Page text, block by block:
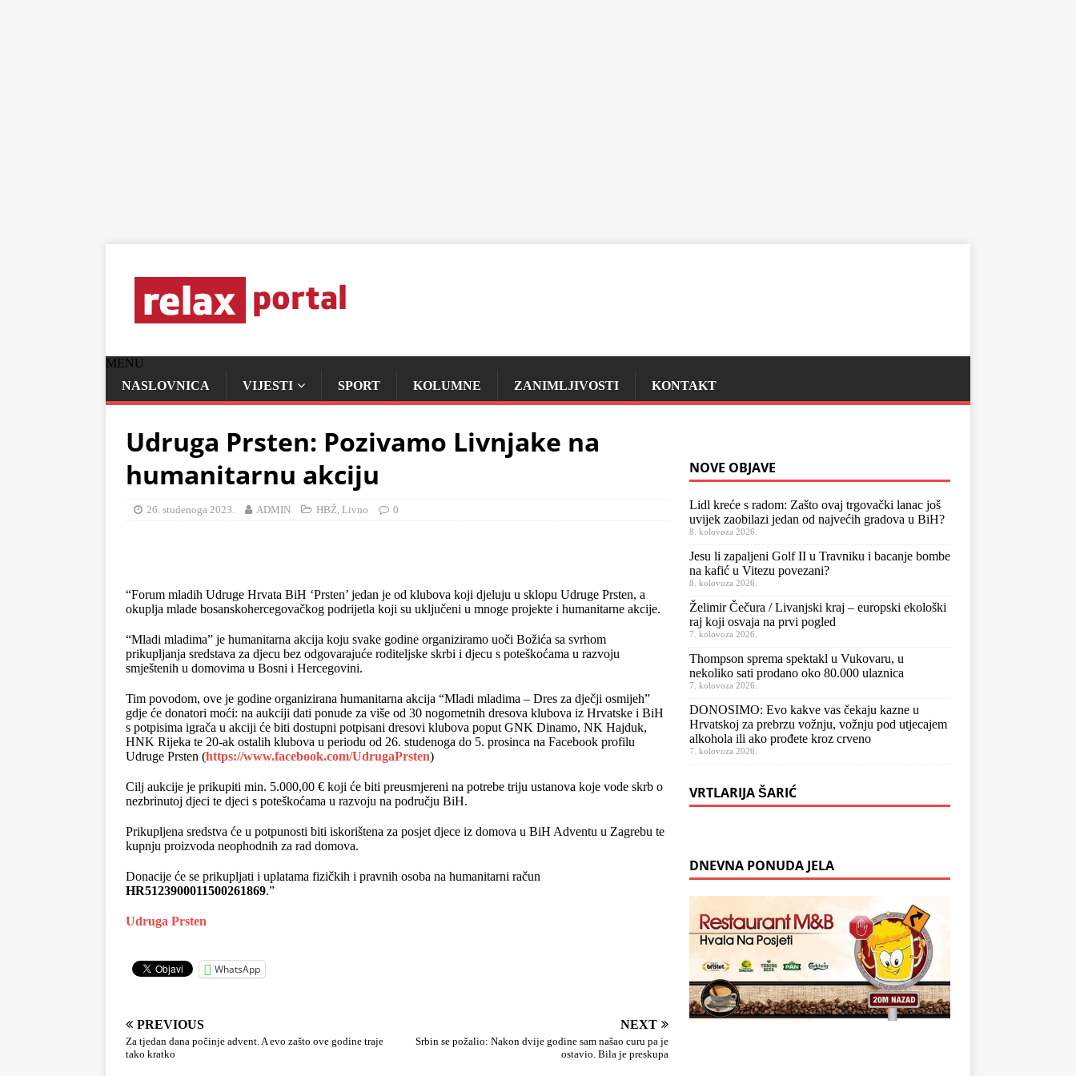
MENU
NASLOVNICA
VIJESTI SPORT KOLUMNE ZANIMLJIVOSTI KONTAKT
Udruga Prsten: Pozivamo Livnjake na
humanitarnu akciju
26. studenoga 2023. ADMIN HBŽ, Livno 0
“Forum mladih Udruge Hrvata BiH ‘Prsten’ jedan je od klubova koji djeluju u sklopu Udruge Prsten, a
okuplja mlade bosanskohercegovačkog podrijetla koji su uključeni u mnoge projekte i humanitarne akcije.
“Mladi mladima” je humanitarna akcija koju svake godine organiziramo uoči Božića sa svrhom
prikupljanja sredstava za djecu bez odgovarajuće roditeljske skrbi i djecu s poteškoćama u razvoju
smještenih u domovima u Bosni i Hercegovini.
Tim povodom, ove je godine organizirana humanitarna akcija “Mladi mladima – Dres za dječji osmijeh”
gdje će donatori moći: na aukciji dati ponude za više od 30 nogometnih dresova klubova iz Hrvatske i BiH
s potpisima igrača u akciji će biti dostupni potpisani dresovi klubova poput GNK Dinamo, NK Hajduk,
HNK Rijeka te 20-ak ostalih klubova u periodu od 26. studenoga do 5. prosinca na Facebook profilu
Udruge Prsten (https://www.facebook.com/UdrugaPrsten)
Cilj aukcije je prikupiti min. 5.000,00 € koji će biti preusmjereni na potrebe triju ustanova koje vode skrb o
nezbrinutoj djeci te djeci s poteškoćama u razvoju na području BiH.
Prikupljena sredstva će u potpunosti biti iskorištena za posjet djece iz domova u BiH Adventu u Zagrebu te
kupnju proizvoda neophodnih za rad domova.
Donacije će se prikupljati i uplatama fizičkih i pravnih osoba na humanitarni račun
HR5123900011500261869.”
Udruga Prsten
WhatsApp
PREVIOUS
Za tjedan dana počinje advent. A evo zašto ove godine traje
tako kratko
NEXT
Srbin se požalio: Nakon dvije godine sam našao curu pa je
ostavio. Bila je preskupa
NOVE OBJAVE
Lidl kreće s radom: Zašto ovaj trgovački lanac još
uvijek zaobilazi jedan od najvećih gradova u BiH?
8. kolovoza 2026.
Jesu li zapaljeni Golf II u Travniku i bacanje bombe
na kafić u Vitezu povezani?
8. kolovoza 2026.
Želimir Čečura / Livanjski kraj – europski ekološki
raj koji osvaja na prvi pogled
7. kolovoza 2026.
Thompson sprema spektakl u Vukovaru, u
nekoliko sati prodano oko 80.000 ulaznica
7. kolovoza 2026.
DONOSIMO: Evo kakve vas čekaju kazne u
Hrvatskoj za prebrzu vožnju, vožnju pod utjecajem
alkohola ili ako prođete kroz crveno
7. kolovoza 2026.
VRTLARIJA ŠARIĆ
DNEVNA PONUDA JELA